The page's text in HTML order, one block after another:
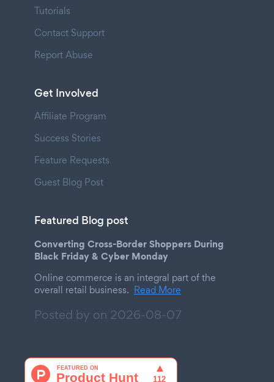
Tutorials
Contact Support
Report Abuse
Get Involved
Affiliate Program
Success Stories
Feature Requests
Guest Blog Post
Featured Blog post
Converting Cross-Border Shoppers During
Black Friday & Cyber Monday
Online commerce is an integral part of the
overall retail business. Read More
Posted by on 2026-08-07